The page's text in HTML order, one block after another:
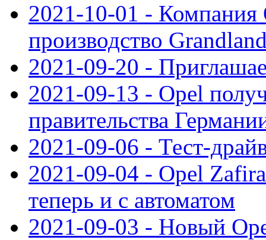
2021-10-01 - Компания
производство
2021-09-20 -
2021-09-13 - Opel
правительства
2021-09-06 - Тест-
2021-09-04 - Opel
теперь и с автоматом
2021-09-03 - Новый